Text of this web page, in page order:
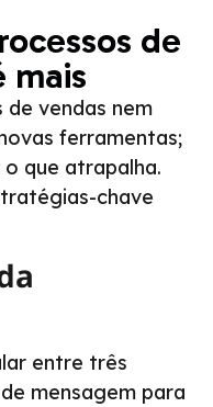
de
mais
vendas nem
ferramentas;
que atrapalha.
chave
entre três
mensagem para